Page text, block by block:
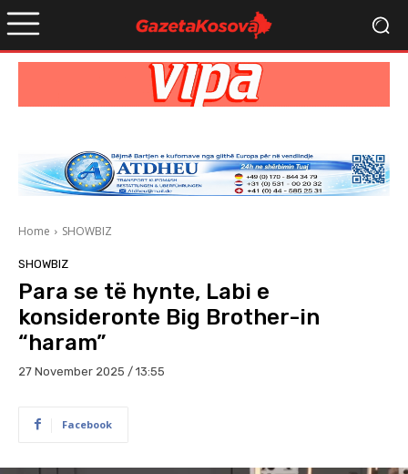
Home SHOWBIZ
SHOWBIZ
Para se të hynte, Labi e
konsideronte Big Brother-in
“haram”
27 November 2025 / 13:55
Facebook